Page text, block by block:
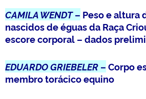
CAMILA WENDT – Peso e altura
nascidos de éguas da Raça
escore corporal – dados
EDUARDO GRIEBELER – Corpo
membro torácico equino